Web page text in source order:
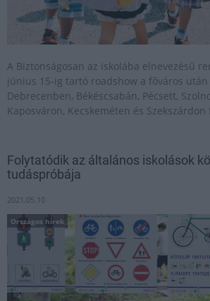
A Biztonságosan az iskolába elnevezésű
június 15-ig tartó roadshow a főváros után
Debrecenben, Békéscsabán, Pécsett,
Kaposváron, Kecskeméten és
Folytatódik az általános iskolások
tudáspróbája
2021.05.10
Országos hírek